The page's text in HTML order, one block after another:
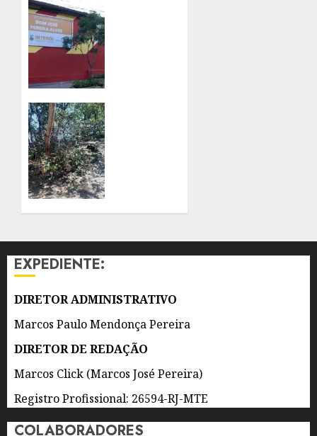
EM
GONÇALO
9 DE
AGOSTO
DE 2026
EXPEDIENTE:
DIRETOR ADMINISTRATIVO
Marcos Paulo Mendonça Pereira
DIRETOR DE REDAÇÃO
Marcos Click (Marcos José Pereira)
Registro Profissional: 26594-RJ-MTE
COLABORADORES